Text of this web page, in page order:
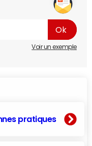
Voir un exemple
pratiques